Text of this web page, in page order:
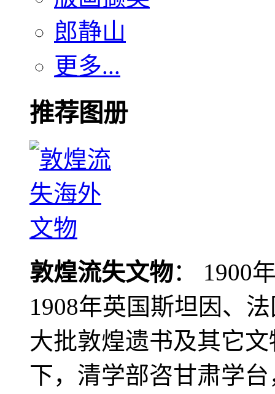
郎静山
更多...
推荐图册
敦煌流失文物： 1900
1908年英国斯坦因、
大批敦煌遗书及其它
下，清学部咨甘肃学